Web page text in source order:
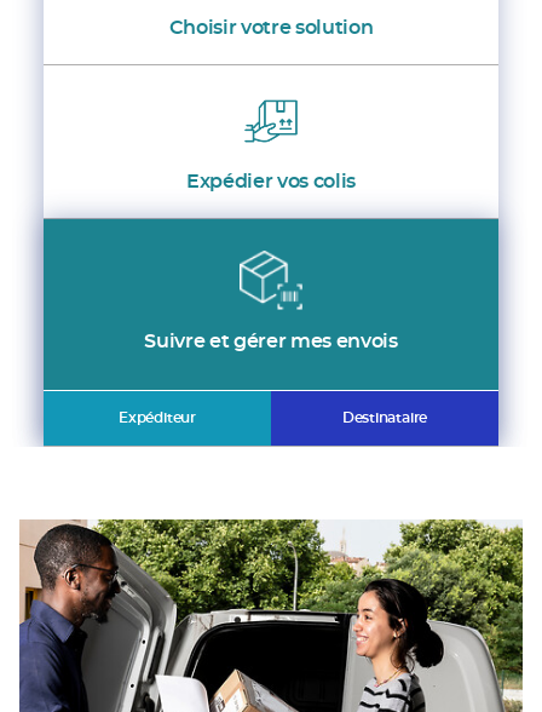
Choisir votre solution
Expédier vos colis
Suivre et gérer mes envois
Expéditeur Destinataire